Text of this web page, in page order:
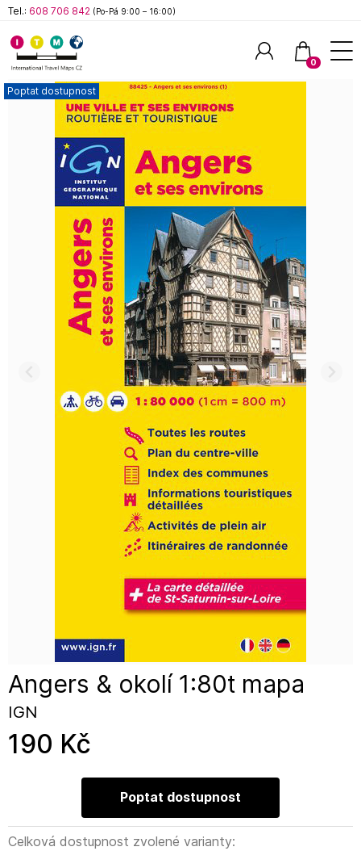
Poptat dostupnost
Angers & okolí 1:80t mapa
IGN
190 Kč
Poptat dostupnost
Celková dostupnost zvolené varianty:
Tel.: 608 706 842 (Po-Pá 9:00 – 16:00)
0